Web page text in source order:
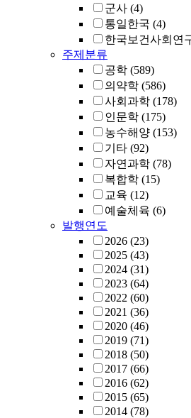
군사 (4)
통일한국 (4)
한국보건사회연
주제분류
공학 (589)
의약학 (586)
사회과학 (178)
인문학 (175)
농수해양 (153)
기타 (92)
자연과학 (78)
복합학 (15)
교육 (12)
예술체육 (6)
발행연도
2026 (23)
2025 (43)
2024 (31)
2023 (64)
2022 (60)
2021 (36)
2020 (46)
2019 (71)
2018 (50)
2017 (66)
2016 (62)
2015 (65)
2014 (78)